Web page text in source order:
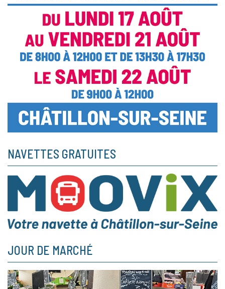
NAVETTES GRATUITES
JOUR DE MARCHÉ